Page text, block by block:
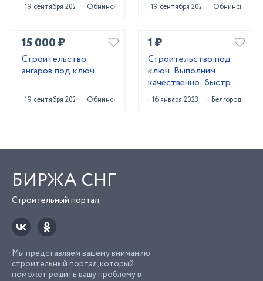
19 сентября 2024 Обнинск 19 сентября 2024 Обнинск
15 000 ₽
Строительство
ангаров под ключ
19 сентября 2024 Обнинск
1 ₽
Строительство под
ключ. Выполним
качественно, быстро,
подскажем лучшее!
16 января 2023 Белгород
БИРЖА СНГ
Строительный портал
Мы представляем вашему вниманию
строительный портал, который
поможет решить вашу проблему в